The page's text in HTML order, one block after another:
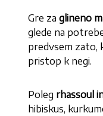
Gre zaglineno
glede na
predvsem zato,
pristop k negi.
Poleg rhassoul
hibiskus,